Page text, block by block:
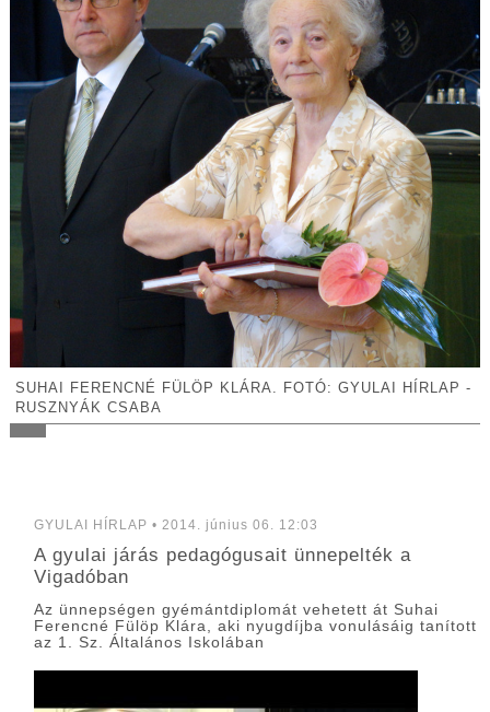
SUHAI FERENCNÉ FÜLÖP KLÁRA. FOTÓ: GYULAI HÍRLAP -
RUSZNYÁK CSABA
GYULAI HÍRLAP • 2014. június 06. 12:03
A gyulai járás pedagógusait ünnepelték a
Vigadóban
Az ünnepségen gyémántdiplomát vehetett át Suhai
Ferencné Fülöp Klára, aki nyugdíjba vonulásáig tanított
az 1. Sz. Általános Iskolában